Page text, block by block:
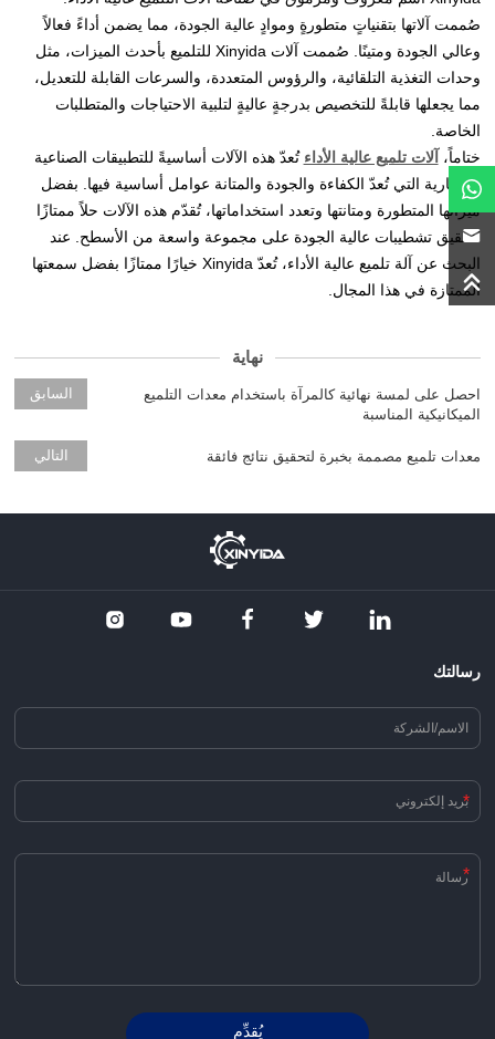
صُممت آلاتها بتقنياتٍ متطورةٍ وموادٍ عالية الجودة، مما يضمن أداءً فعالاً
وعالي الجودة ومتينًا. صُممت آلات Xinyida للتلميع بأحدث الميزات، مثل
وحدات التغذية التلقائية، والرؤوس المتعددة، والسرعات القابلة للتعديل،
مما يجعلها قابلةً للتخصيص بدرجةٍ عاليةٍ لتلبية الاحتياجات والمتطلبات
الخاصة.
ختاماً،
آلات تلميع عالية الأداء تُعدّ هذه الآلات أساسيةً للتطبيقات الصناعية
والتجارية التي تُعدّ الكفاءة والجودة والمتانة عوامل أساسية فيها. بفضل
ميزاتها المتطورة ومتانتها وتعدد استخداماتها، تُقدّم هذه الآلات حلاً ممتازًا
لتحقيق تشطيبات عالية الجودة على مجموعة واسعة من الأسطح. عند
البحث عن آلة تلميع عالية الأداء، تُعدّ Xinyida خيارًا ممتازًا بفضل سمعتها
الممتازة في هذا المجال.
نهاية
السابق
احصل على لمسة نهائية كالمرآة باستخدام معدات التلميع
الميكانيكية المناسبة
التالي معدات تلميع مصممة بخبرة لتحقيق نتائج فائقة
رسالتك
*
*
يُقدِّم